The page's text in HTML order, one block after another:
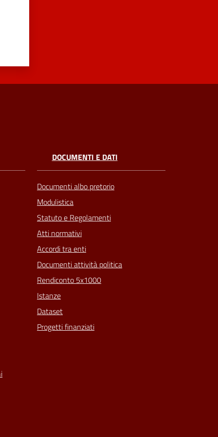
DOCUMENTI E DATI
Documenti albo pretorio
Modulistica
Statuto e Regolamenti
Atti normativi
Accordi tra enti
Documenti attività politica
Rendiconto 5x1000
Istanze
Dataset
Progetti finanziati